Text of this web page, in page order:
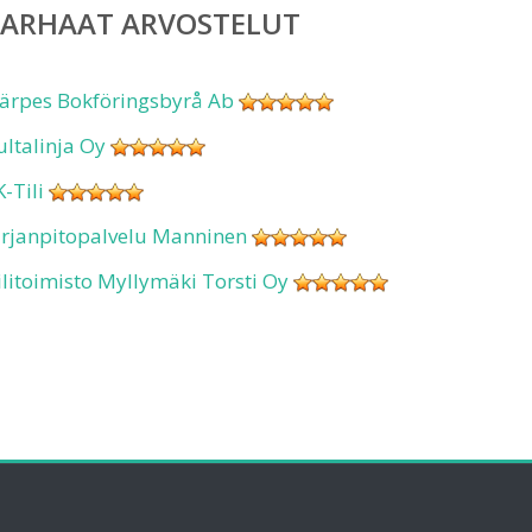
ARVOSTELUT
Bokföringsbyrå Ab
Oy
Tili
Manninen
Myllymäki Torsti Oy